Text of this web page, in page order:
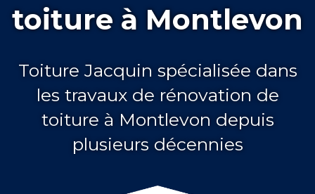
toiture à Montlevon
Toiture Jacquin spécialisée dans
les travaux de rénovation de
toiture à Montlevon depuis
plusieurs décennies